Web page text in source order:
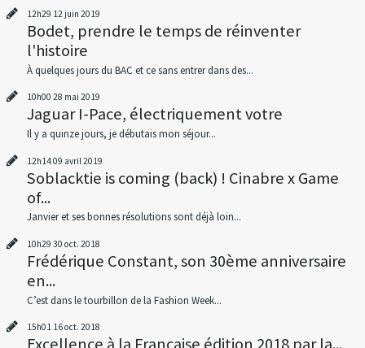
12h29 12 juin 2019
Bodet, prendre le temps de réinventer
l'histoire
À quelques jours du BAC et ce sans entrer dans des...
10h00 28 mai 2019
Jaguar I-Pace, électriquement votre
Il y a quinze jours, je débutais mon séjour...
12h1409 avril 2019
Soblacktie is coming (back) ! Cinabre x Game
of...
Janvier et ses bonnes résolutions sont déjà loin...
10h29 30 oct. 2018
Frédérique Constant, son 30ème anniversaire
en...
C’est dans le tourbillon de la Fashion Week...
15h01 16oct. 2018